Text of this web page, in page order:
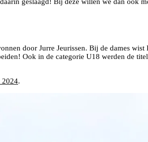
door Jurre Jeurissen. Bij de dames
Ook in de categorie U18 werden de
2024.